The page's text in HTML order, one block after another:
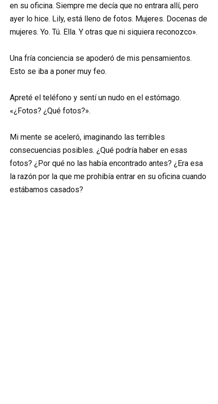
en su oficina. Siempre me decía que no entrara allí, pero
ayer lo hice. Lily, está lleno de fotos. Mujeres. Docenas de
mujeres. Yo. Tú. Ella. Y otras que ni siquiera reconozco».
Una fría conciencia se apoderó de mis pensamientos.
Esto se iba a poner muy feo.
Apreté el teléfono y sentí un nudo en el estómago.
«¿Fotos? ¿Qué fotos?».
Mi mente se aceleró, imaginando las terribles
consecuencias posibles. ¿Qué podría haber en esas
fotos? ¿Por qué no las había encontrado antes? ¿Era esa
la razón por la que me prohibía entrar en su oficina cuando
estábamos casados?